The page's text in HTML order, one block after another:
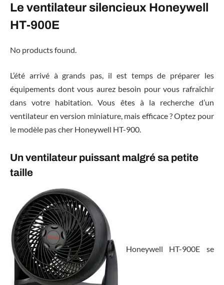
Le ventilateur silencieux Honeywell
HT-900E
No products found.
L’été arrivé à grands pas, il est temps de préparer les
équipements dont vous aurez besoin pour vous rafraîchir
dans votre habitation. Vous êtes à la recherche d’un
ventilateur en version miniature, mais efficace ? Optez pour
le modèle pas cher Honeywell HT-900.
Un ventilateur puissant malgré sa petite
taille
Honeywell HT-900E se